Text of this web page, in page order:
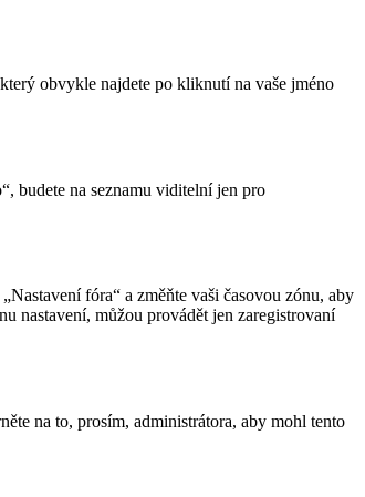
obvykle najdete po kliknutí na vaše jméno
budete na seznamu viditelní jen pro
fóra“ a změňte vaši časovou zónu, aby
nastavení, můžou provádět jen zaregistrovaní
na to, prosím, administrátora, aby mohl tento